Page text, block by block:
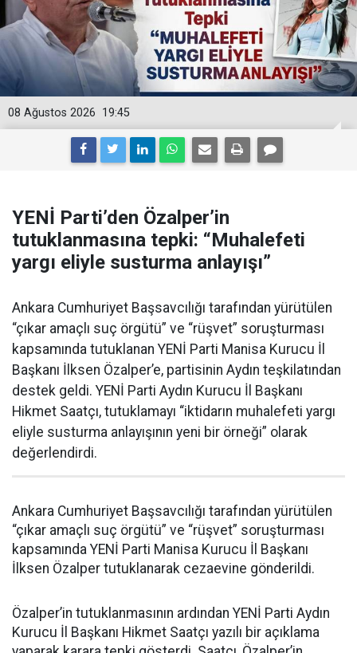
19:45
08 Ağustos 2026
YENİ Parti’den Özalper’in
tutuklanmasına tepki: “Muhalefeti
yargı eliyle susturma anlayışı”
Ankara Cumhuriyet Başsavcılığı tarafından yürütülen
“çıkar amaçlı suç örgütü” ve “rüşvet” soruşturması
kapsamında tutuklanan YENİ Parti Manisa Kurucu İl
Başkanı İlksen Özalper’e, partisinin Aydın teşkilatından
destek geldi. YENİ Parti Aydın Kurucu İl Başkanı
Hikmet Saatçı, tutuklamayı “iktidarın muhalefeti yargı
eliyle susturma anlayışının yeni bir örneği” olarak
değerlendirdi.
Ankara Cumhuriyet Başsavcılığı tarafından yürütülen
“çıkar amaçlı suç örgütü” ve “rüşvet” soruşturması
kapsamında YENİ Parti Manisa Kurucu İl Başkanı
İlksen Özalper tutuklanarak cezaevine gönderildi.
Özalper’in tutuklanmasının ardından YENİ Parti Aydın
Kurucu İl Başkanı Hikmet Saatçı yazılı bir açıklama